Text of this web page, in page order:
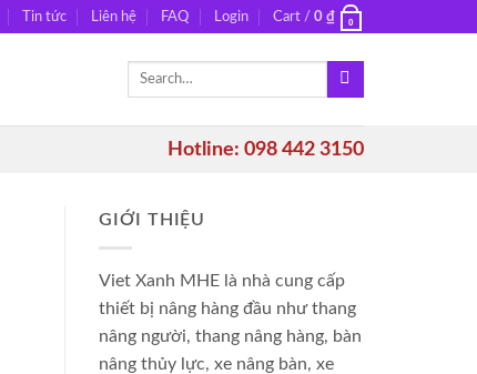
Tin tức Liên hệ FAQ Login Cart / 0 ₫ 0
Search
Hotline: 098 442 3150
GIỚI THIỆU
Viet Xanh MHE là nhà cung cấp
thiết bị nâng hàng đầu như thang
nâng người, thang nâng hàng, bàn
nâng thủy lực, xe nâng bàn, xe